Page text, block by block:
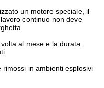
un motore speciale, il
continuo non deve
al mese e la durata
in ambienti esplosivi